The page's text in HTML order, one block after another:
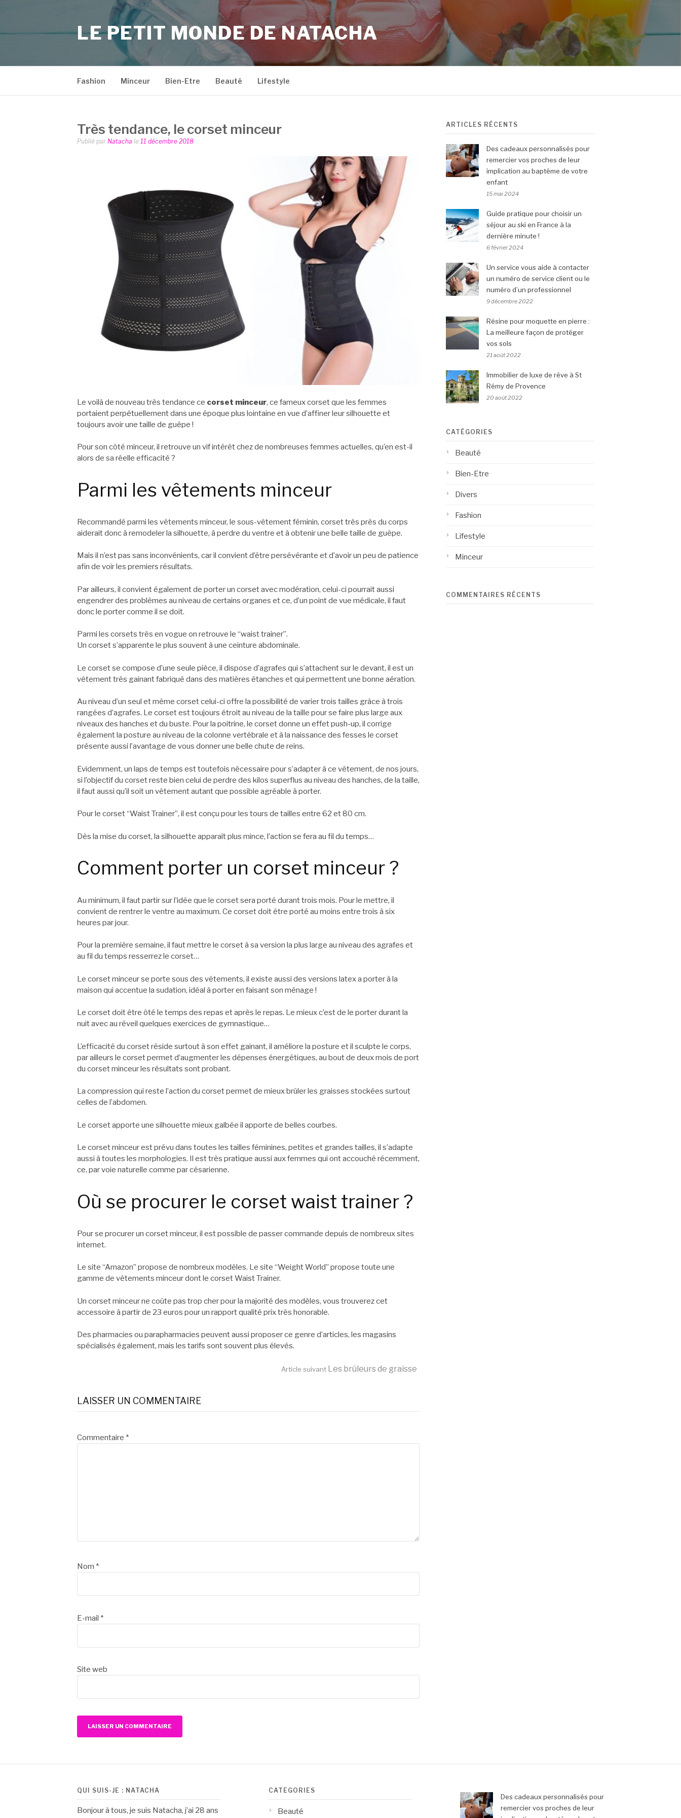
LE PETIT MONDE DE NATACHA
Fashion Minceur Bien-Etre Beauté Lifestyle
Très tendance, le corset minceur
Publié par Natacha le 11 décembre 2018
Le voilà de nouveau très tendance ce corset minceur, ce fameux corset que les femmes
portaient perpétuellement dans une époque plus lointaine en vue d’affiner leur silhouette et
toujours avoir une taille de guêpe !
Pour son côté minceur, il retrouve un vif intérêt chez de nombreuses femmes actuelles, qu’en est-il
alors de sa réelle efficacité ?
Parmi les vêtements minceur
Recommandé parmi les vêtements minceur, le sous-vêtement féminin, corset très près du corps
aiderait donc à remodeler la silhouette, à perdre du ventre et à obtenir une belle taille de guêpe.
Mais il n’est pas sans inconvénients, car il convient d’être persévérante et d’avoir un peu de patience
afin de voir les premiers résultats.
Par ailleurs, il convient également de porter un corset avec modération, celui-ci pourrait aussi
engendrer des problèmes au niveau de certains organes et ce, d’un point de vue médicale, il faut
donc le porter comme il se doit.
Parmi les corsets très en vogue on retrouve le “waist trainer”.
Un corset s’apparente le plus souvent à une ceinture abdominale.
Le corset se compose d’une seule pièce, il dispose d’agrafes qui s’attachent sur le devant, il est un
vêtement très gainant fabriqué dans des matières étanches et qui permettent une bonne aération.
Au niveau d’un seul et même corset celui-ci offre la possibilité de varier trois tailles grâce à trois
rangées d’agrafes. Le corset est toujours étroit au niveau de la taille pour se faire plus large aux
niveaux des hanches et du buste. Pour la poitrine, le corset donne un effet push-up, il corrige
également la posture au niveau de la colonne vertébrale et à la naissance des fesses le corset
présente aussi l’avantage de vous donner une belle chute de reins.
Evidemment, un laps de temps est toutefois nécessaire pour s’adapter à ce vêtement, de nos jours,
si l’objectif du corset reste bien celui de perdre des kilos superflus au niveau des hanches, de la taille,
il faut aussi qu’il soit un vêtement autant que possible agréable à porter.
Pour le corset “Waist Trainer”, il est conçu pour les tours de tailles entre 62 et 80 cm.
Dès la mise du corset, la silhouette apparaît plus mince, l’action se fera au fil du temps…
Comment porter un corset minceur ?
Au minimum, il faut partir sur l’idée que le corset sera porté durant trois mois. Pour le mettre, il
convient de rentrer le ventre au maximum. Ce corset doit être porté au moins entre trois à six
heures par jour.
Pour la première semaine, il faut mettre le corset à sa version la plus large au niveau des agrafes et
au fil du temps resserrez le corset…
Le corset minceur se porte sous des vêtements, il existe aussi des versions latex a porter à la
maison qui accentue la sudation, idéal à porter en faisant son ménage !
Le corset doit être ôté le temps des repas et après le repas. Le mieux c’est de le porter durant la
nuit avec au réveil quelques exercices de gymnastique…
L’efficacité du corset réside surtout à son effet gainant, il améliore la posture et il sculpte le corps,
par ailleurs le corset permet d’augmenter les dépenses énergétiques, au bout de deux mois de port
du corset minceur les résultats sont probant.
La compression qui reste l’action du corset permet de mieux brûler les graisses stockées surtout
celles de l’abdomen.
Le corset apporte une silhouette mieux galbée il apporte de belles courbes.
Le corset minceur est prévu dans toutes les tailles féminines, petites et grandes tailles, il s’adapte
aussi à toutes les morphologies. Il est très pratique aussi aux femmes qui ont accouché récemment,
ce, par voie naturelle comme par césarienne.
Où se procurer le corset waist trainer ?
Pour se procurer un corset minceur, il est possible de passer commande depuis de nombreux sites
internet.
Le site “Amazon” propose de nombreux modèles. Le site “Weight World” propose toute une
gamme de vêtements minceur dont le corset Waist Trainer.
Un corset minceur ne coûte pas trop cher pour la majorité des modèles, vous trouverez cet
accessoire à partir de 23 euros pour un rapport qualité prix très honorable.
Des pharmacies ou parapharmacies peuvent aussi proposer ce genre d’articles, les magasins
spécialisés également, mais les tarifs sont souvent plus élevés.
la
suite
Article suivant Les brûleurs de graisse
LAISSER UN COMMENTAIRE
Commentaire *
Nom *
E-mail *
Site web
ARTICLES RÉCENTS
Des cadeaux personnalisés pour
remercier vos proches de leur
implication au baptême de votre
enfant
15 mai 2024
Guide pratique pour choisir un
séjour au ski en France à la
dernière minute !
6 février 2024
Un service vous aide à contacter
un numéro de service client ou le
numéro d’un professionnel
9 décembre 2022
Résine pour moquette en pierre :
La meilleure façon de protéger
vos sols
21 août 2022
Immobilier de luxe de rêve à St
Rémy de Provence
20 août 2022
CATÉGORIES
Beauté
Bien-Etre
Divers
Fashion
Lifestyle
Minceur
COMMENTAIRES RÉCENTS
QUI SUIS-JE : NATACHA
Bonjour à tous, je suis Natacha, j’ai 28 ans
CATÉGORIES
Beauté
Des cadeaux personnalisés pour
remercier vos proches de leur